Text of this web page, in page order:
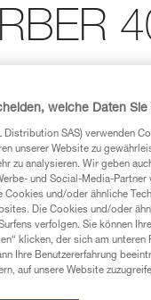
für die
und in
Produkte, um die es
ziehen. Um diese
entsprechende
welche Daten Sie
Distribution SAS) verwenden
unserer Website zu
zu analysieren. Wir geben
und Social-Media-Partner
Cookies und/oder ähnliche
Die Cookies und/oder
verfolgen. Sie können
klicken, der sich am
Ihre Benutzererfahrung
auf unsere Website